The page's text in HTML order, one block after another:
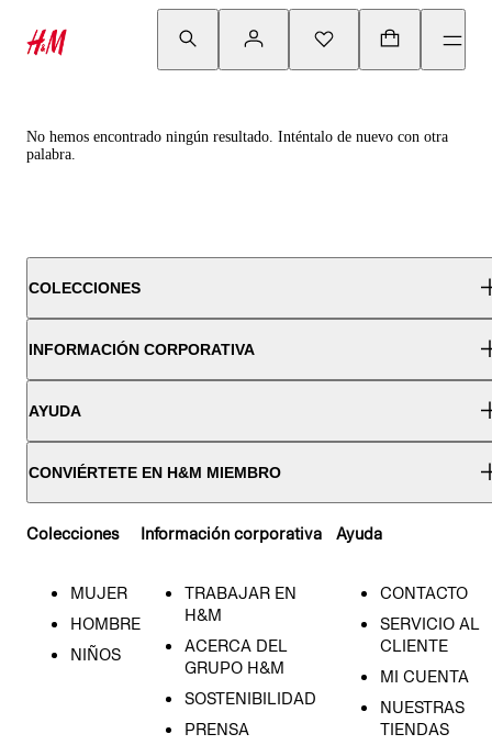
No hemos encontrado ningún resultado. Inténtalo de nuevo con otra
palabra.
COLECCIONES
INFORMACIÓN CORPORATIVA
AYUDA
CONVIÉRTETE EN H&M MIEMBRO
Colecciones
MUJER
HOMBRE
NIÑOS
Información corporativa
TRABAJAR EN
H&M
ACERCA DEL
GRUPO H&M
SOSTENIBILIDAD
PRENSA
Ayuda
CONTACTO
SERVICIO AL
CLIENTE
MI CUENTA
NUESTRAS
TIENDAS